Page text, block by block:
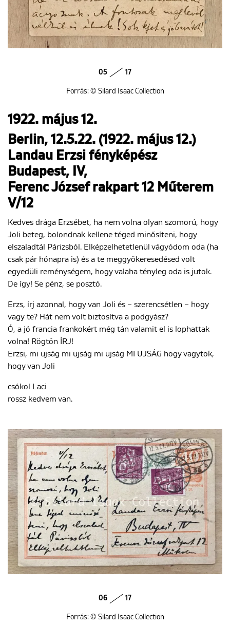
05 17
Forrás: © Silard Isaac Collection
1922. május 12.
Berlin, 12.5.22. (1922. május 12.)
Landau Erzsi fényképész
Budapest, IV,
Ferenc József rakpart 12 Műterem
V/12
Kedves drága Erzsébet, ha nem volna olyan szomorú, hogy
Joli beteg, bolondnak kellene téged minősíteni, hogy
elszaladtál Párizsból. Elképzelhetetlenül vágyódom oda (ha
csak pár hónapra is) és a te meggyökeresedésed volt
egyedüli reménységem, hogy valaha tényleg oda is jutok.
De így! Se pénz, se posztó.
Erzs, írj azonnal, hogy van Joli és – szerencsétlen – hogy
vagy te? Hát nem volt biztosítva a podgyász?
Ó, a jó francia frankokért még tán valamit el is lophattak
volna! Rögtön ÍRJ!
Erzsi, mi ujság mi ujság mi ujság MI UJSÁG hogy vagytok,
hogy van Joli
csókol Laci
rossz kedvem van.
06 17
Forrás: © Silard Isaac Collection